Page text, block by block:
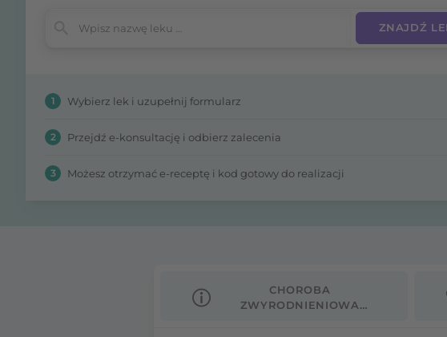
1 Wybierz lek i uzupełnij formularz
2 Przejdź e-konsultację i odbierz zalecenia
3 Możesz otrzymać e-receptę i kod gotowy do realizacji
CHOROBA
ZWYRODNIENIOWA